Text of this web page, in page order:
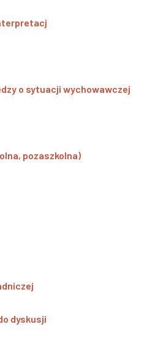
o sytuacji wychowawczej
pozaszkolna)
dyskusji